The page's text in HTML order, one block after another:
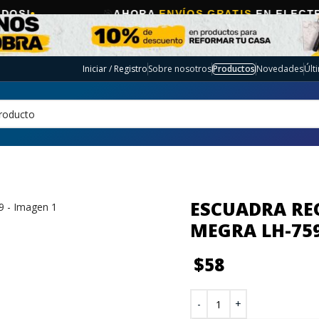
🎯AHORAENVÍOS GRATISEN ELECTRO
Iniciar / RegistroSobre nosotrosProductosNovedades
ESCUADRA
MEGRA LH-
$58